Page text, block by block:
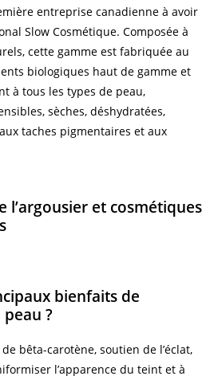
entreprise canadienne à avoir
Slow Cosmétique. Composée à
cette gamme est fabriquée au
biologiques haut de gamme et
à tous les types de peau,
sèches, déshydratées,
taches pigmentaires et aux
l’argousier et cosmétiques
bienfaits de
?
bêta-carotène, soutien de l’éclat,
l’apparence du teint et à